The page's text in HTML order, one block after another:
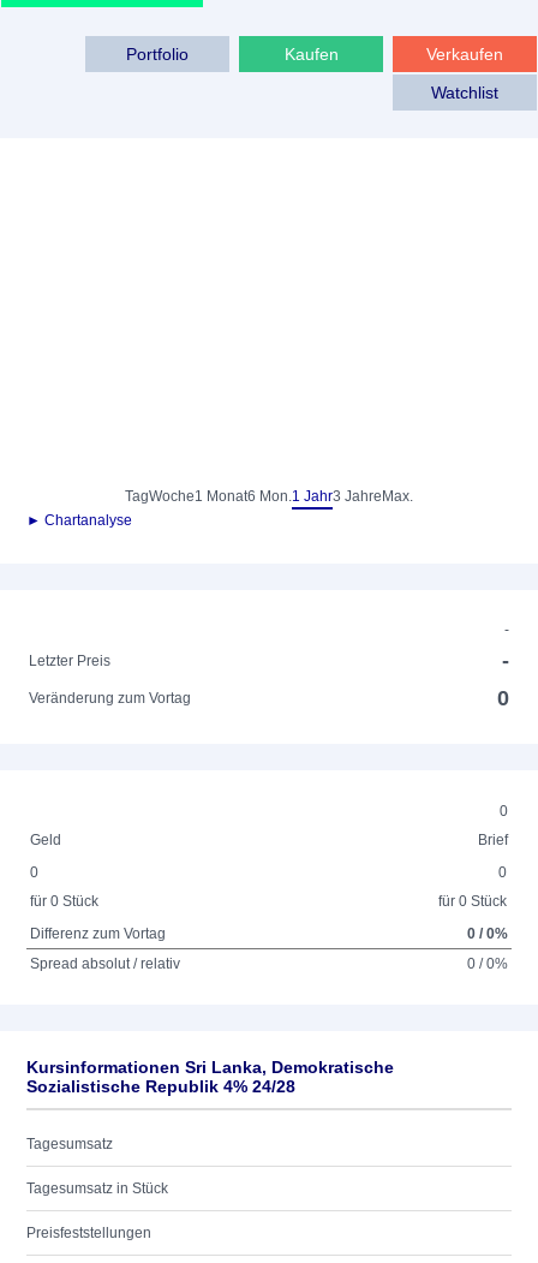
Verkaufen
Kaufen
Portfolio
Watchlist
TagWoche1 Monat6 Mon.1 Jahr3 Jahre Max.
► Chartanalyse
-
Letzter Preis
-
Veränderung zum Vortag 0
0
Geld
Brief
0
für 0 Stück
0
für 0 Stück
Differenz zum Vortag
0 / 0%
Spread absolut / relativ
0 / 0%
Kursinformationen Sri Lanka, Demokratische
Sozialistische Republik 4% 24/28
Tagesumsatz
Tagesumsatz in Stück
Preisfeststellungen